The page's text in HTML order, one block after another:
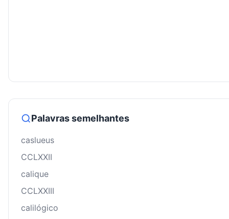
Palavras semelhantes
caslueus
CCLXXII
calique
CCLXXIII
calilógico